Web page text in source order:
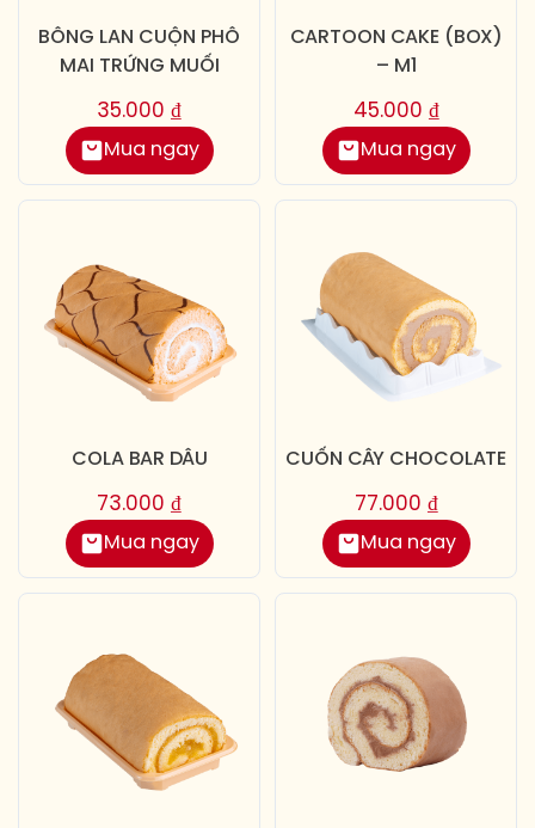
BÔNG LAN CUỘN PHÔ
MAI TRỨNG MUỐI
Mua ngay
35.000 ₫
CARTOON CAKE (BOX)
– M1
Mua ngay
45.000 ₫
COLA BAR DÂU
Mua ngay
73.000 ₫
CUỐN CÂY CHOCOLATE
Mua ngay
77.000 ₫